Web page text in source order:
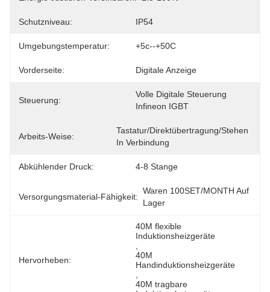
Schutzniveau: IP54
Umgebungstemperatur: +5c--+50C
Vorderseite: Digitale Anzeige
Steuerung:
Volle Digitale Steuerung
Infineon IGBT
Arbeits-Weise:
Tastatur/Direktübertragung/stehen
In Verbindung
Abkühlender Druck: 4-8 Stange
Versorgungsmaterial-Fähigkeit:
Waren 100SET/MONTH Auf
Lager
Hervorheben:
40M flexible
Induktionsheizgeräte
40M
Handinduktionsheizgeräte
40M tragbare